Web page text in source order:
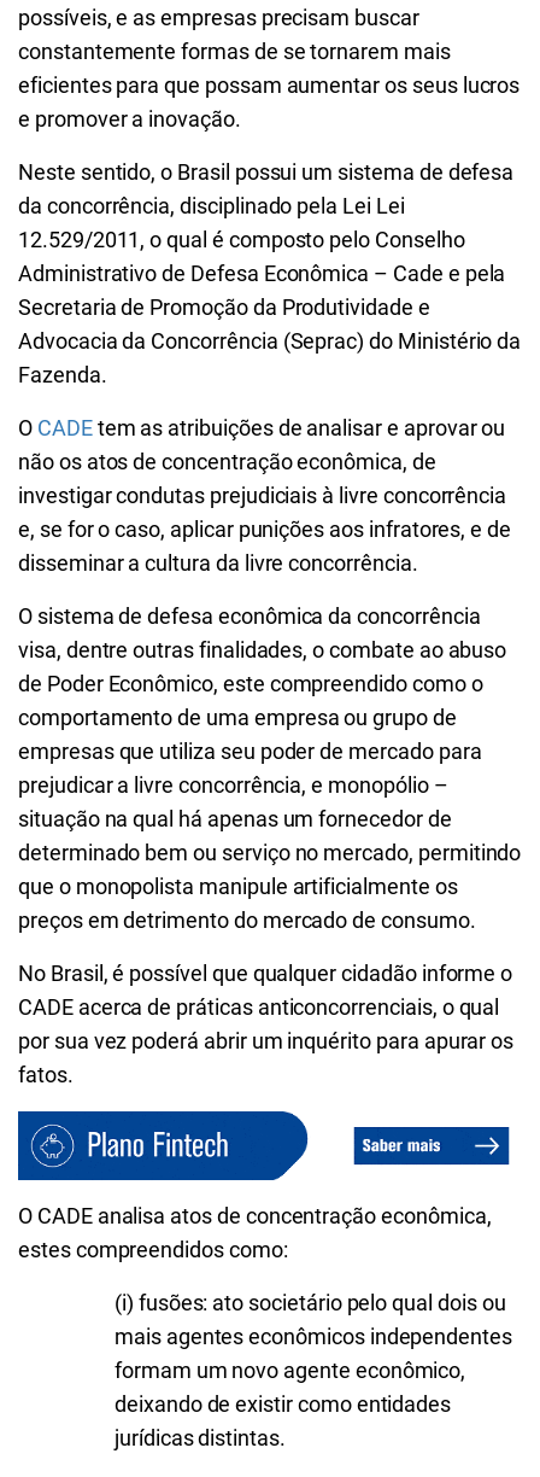
possíveis, e as empresas precisam buscar
constantemente formas de se tornarem mais
eficientes para que possam aumentar os seus lucros
e promover a inovação.
Neste sentido, o Brasil possui um sistema de defesa
da concorrência, disciplinado pela Lei Lei
12.529/2011, o qual é composto pelo Conselho
Administrativo de Defesa Econômica – Cade e pela
Secretaria de Promoção da Produtividade e
Advocacia da Concorrência (Seprac) do Ministério da
Fazenda.
O CADEtem as atribuições de analisar e aprovar ou
não os atos de concentração econômica, de
investigar condutas prejudiciais à livre concorrência
e, se for o caso, aplicar punições aos infratores, e de
disseminar a cultura da livre concorrência.
O sistema de defesa econômica da concorrência
visa, dentre outras finalidades, o combate ao abuso
de Poder Econômico, este compreendido como o
comportamento de uma empresa ou grupo de
empresas que utiliza seu poder de mercado para
prejudicar a livre concorrência, e monopólio –
situação na qual há apenas um fornecedor de
determinado bem ou serviço no mercado, permitindo
que o monopolista manipule artificialmente os
preços em detrimento do mercado de consumo.
No Brasil, é possível que qualquer cidadão informe o
CADE acerca de práticas anticoncorrenciais, o qual
por sua vez poderá abrir um inquérito para apurar os
fatos.
O CADE analisa atos de concentração econômica,
estes compreendidos como:
(i) fusões: ato societário pelo qual dois ou
mais agentes econômicos independentes
formam um novo agente econômico,
deixando de existir como entidades
jurídicas distintas.